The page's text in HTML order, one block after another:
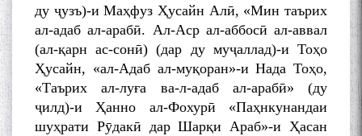
ду ҷузъ)-и Маҳфуз Ҳусайн Алӣ, «Мин таърих
ал-адаб ал-арабӣ. Ал-Аср ал-аббосӣ ал-аввал
(ал-қарн ас-сонӣ) (дар ду муҷаллад)-и Тоҳо
Ҳусайн, «ал-Адаб ал-муқоран»-и Нада Тоҳо,
«Таърих ал-луға ва-л-адаб ал-арабӣ» (ду
ҷилд)-и Ҳанно ал-Фохурӣ «Паҳнкунандаи
шуҳрати Рӯдакӣ дар Шарқи Араб»-и Ҳасан